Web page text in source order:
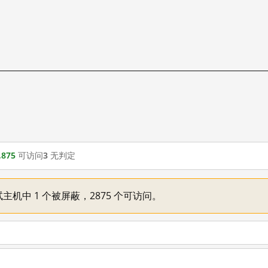
可访问3 无判定
机中 1 个被屏蔽，2875 个可访问。